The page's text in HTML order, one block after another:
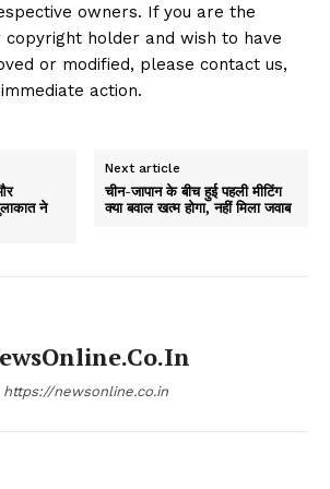
owners. If you are the
holder and wish to have
or modified, please contact us,
action.
ने
Next article
चीन-जापान के बीच हुई पहली मीटिंग
क्या बवाल खत्म होगा, नहीं मिला जवाब
https://newsonline.co.in